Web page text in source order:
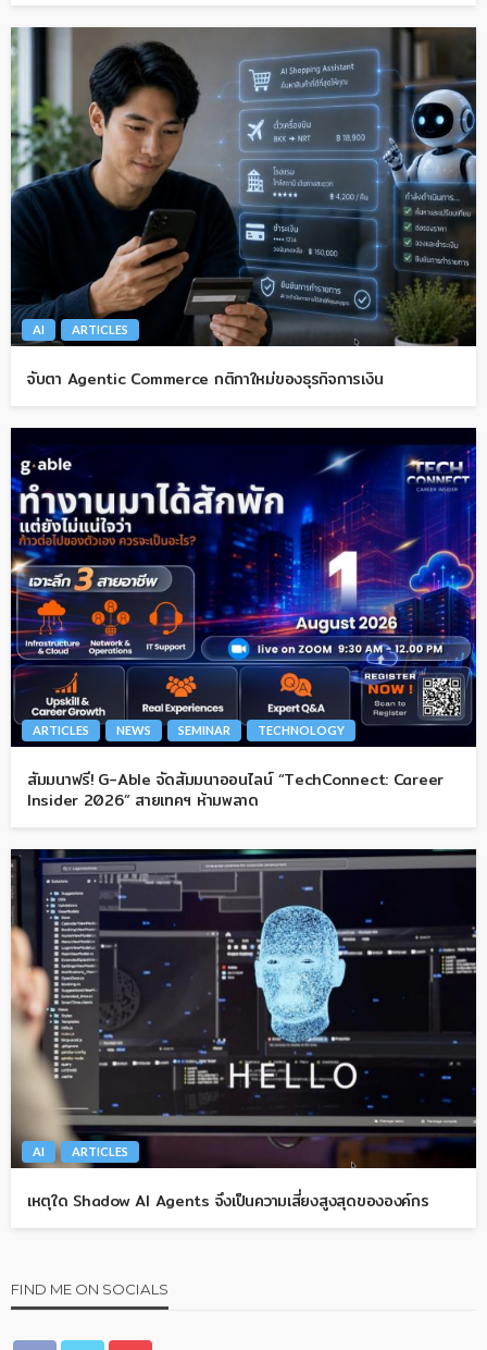
AI ARTICLES
จับตา Agentic Commerce กติกาใหม่ของธุรกิจการเงิน
ARTICLES NEWS SEMINAR TECHNOLOGY
สัมมนาฟรี! G-Able จัดสัมมนาออนไลน์ “TechConnect: Career
Insider 2026” สายเทคฯ ห้ามพลาด
AI ARTICLES
เหตุใด Shadow AI Agents จึงเป็นความเสี่ยงสูงสุดขององค์กร
FIND ME ON SOCIALS